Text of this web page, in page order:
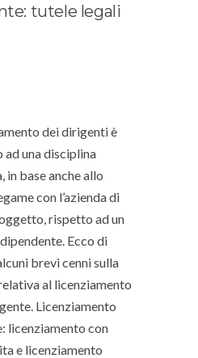
tutele legali
dei dirigenti è
una disciplina
in base anche allo
con l’azienda di
rispetto ad un
Ecco di
brevi cenni sulla
al licenziamento
Licenziamento
licenziamento con
e licenziamento